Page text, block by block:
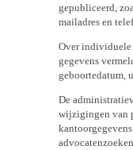
gepubliceerd,
mailadres en
Over individuele
gegevens
geboortedatum,
De
wijzigingen van